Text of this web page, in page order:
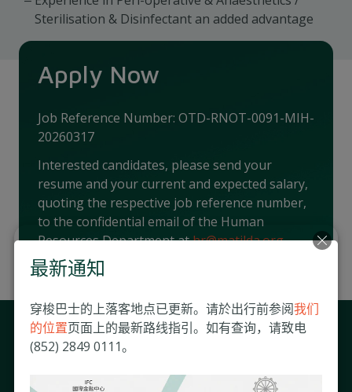
Sterilisation & Disinfectant an added advantage
Apply Now
Job Reference Number: OTD-RNOT-0091-MIH-
20260317
Interested candidates, please send your
resume and your current and expected salary,
quoting the respective job reference number,
to the confidential email of the Human
Resources Department athr@matilda.org.
与我们保持联系
最新通知
穿梭巴士的上落客地点已更新。请於出行前参阅我们
的位置页面上的最新路线指引。如有查询，请致电
(852) 2849 0111。